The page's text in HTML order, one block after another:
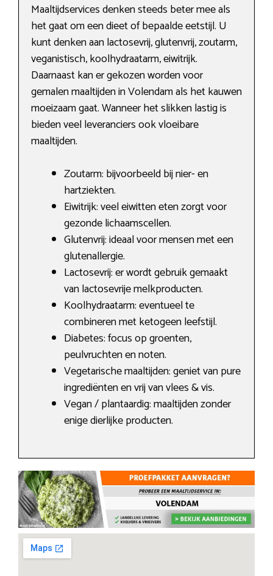
Maaltijdservices denken steeds beter mee als
het gaat om een dieet of bepaalde eetstijl. U
kunt denken aan lactosevrij, glutenvrij, zoutarm,
veganistisch, koolhydraatarm, eiwitrijk.
Daarnaast kan er gekozen worden voor
gemalen maaltijden in Volendam als het kauwen
moeizaam gaat. Wanneer het slikken lastig is
bieden veel leveranciers ook vloeibare
maaltijden.
Zoutarm: bijvoorbeeld bij nier- en
hartziekten.
Eiwitrijk: veel eiwitten eten zorgt voor
gezonde lichaamscellen.
Glutenvrij: ideaal voor mensen met een
glutenallergie.
Lactosevrij: er wordt gebruik gemaakt
van lactosevrije melkproducten.
Koolhydraatarm: eventueel te
combineren met ketogeen leefstijl.
Diabetes: focus op groenten,
peulvruchten en noten.
Vegetarische maaltijden: geniet van pure
ingrediënten en vrij van vlees & vis.
Vegan / plantaardig: maaltijden zonder
enige dierlijke producten.